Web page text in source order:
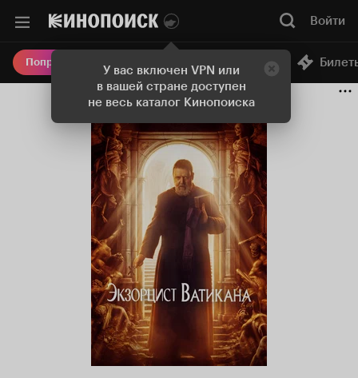
У вас включен VPN или
в вашей стране доступен
не весь каталог Кинопоиска
Войти
Попробовать Плюс Онлайн-кинотеатр